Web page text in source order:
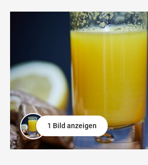
1 Bild anzeigen